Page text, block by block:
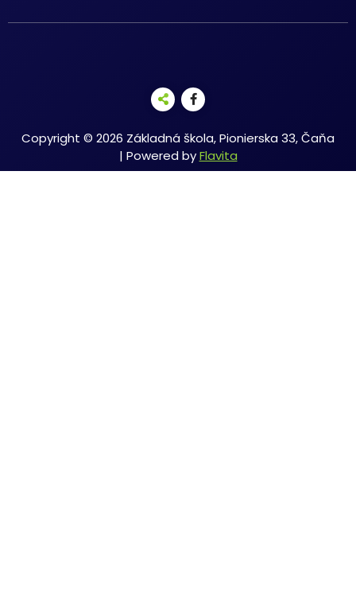
Copyright © 2026 Základná škola, Pionierska 33, Čaňa
| Powered byFlavita